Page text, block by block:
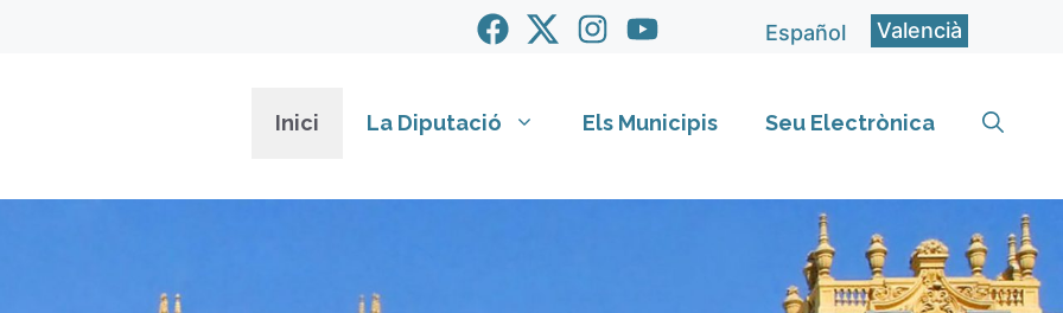
Español Valencià
Inici La Diputació Els Municipis Seu Electrònica